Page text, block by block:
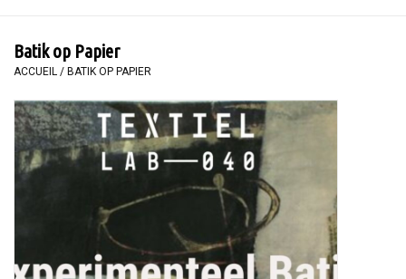
PEINTURE
TEXTILE
WORKSHOPS
OUTILS
Batik op Papier
ACCUEIL / BATIK OP PAPIER